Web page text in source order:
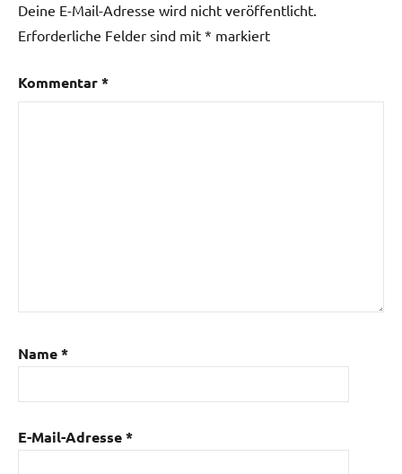
Deine E-Mail-Adresse wird nicht veröffentlicht.
Erforderliche Felder sind mit * markiert
Kommentar*
Name*
E-Mail-Adresse*